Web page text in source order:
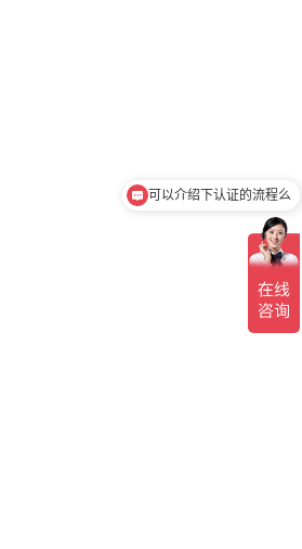
可以介绍下认证的流程么